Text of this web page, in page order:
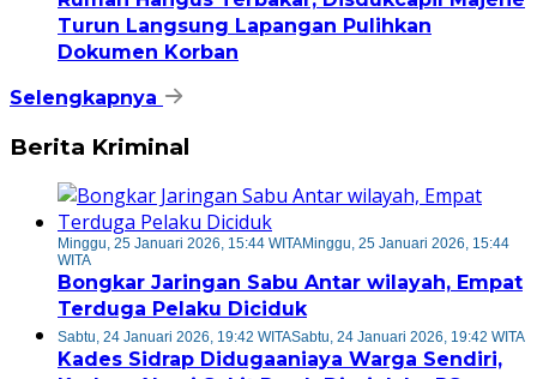
Turun Langsung Lapangan Pulihkan
Dokumen Korban
Selengkapnya
Berita Kriminal
Minggu, 25 Januari 2026, 15:44 WITAMinggu, 25 Januari 2026, 15:44
WITA
Bongkar Jaringan Sabu Antar wilayah, Empat
Terduga Pelaku Diciduk
Sabtu, 24 Januari 2026, 19:42 WITASabtu, 24 Januari 2026, 19:42 WITA
Kades Sidrap Didugaaniaya Warga Sendiri,